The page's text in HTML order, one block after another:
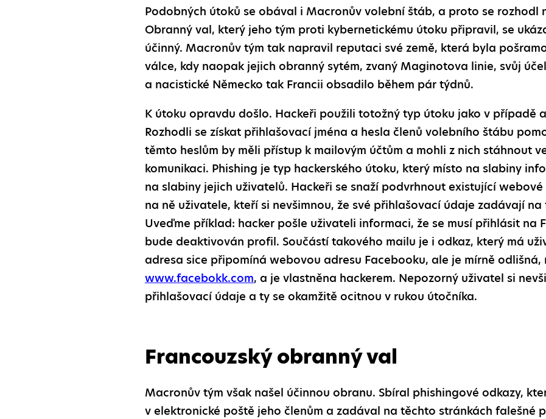
Podobných útoků se obával i Macronův volební štáb, a proto se
Obranný val, který jeho tým proti kybernetickému útoku připravil, se
účinný. Macronův tým tak napravil reputaci své země, která byla
válce, kdy naopak jejich obranný sytém, zvaný Maginotova linie, svůj
a nacistické Německo tak Francii obsadilo během pár týdnů.
K útoku opravdu došlo. Hackeři použili totožný typ útoku jako v případě
Rozhodli se získat přihlašovací jména a hesla členů volebního štábu
těmto heslům by měli přístup k mailovým účtům a mohli z nich stáhnout
komunikaci. Phishing je typ hackerského útoku, který místo na slabiny
na slabiny jejich uživatelů. Hackeři se snaží podvrhnout existující
na ně uživatele, kteří si nevšimnou, že své přihlašovací údaje zadávají
Uveďme příklad: hacker pošle uživateli informaci, že se musí přihlásit na
bude deaktivován profil. Součástí takového mailu je i odkaz, který má
adresa sice připomíná webovou adresu Facebooku, ale je mírně odlišná,
www.facebokk.com, a je vlastněna hackerem. Nepozorný uživatel si
přihlašovací údaje a ty se okamžitě ocitnou v rukou útočníka.
Francouzský obranný val
Macronův tým však našel účinnou obranu. Sbíral phishingové odkazy,
v elektronické poště jeho členům a zadával na těchto stránkách falešné